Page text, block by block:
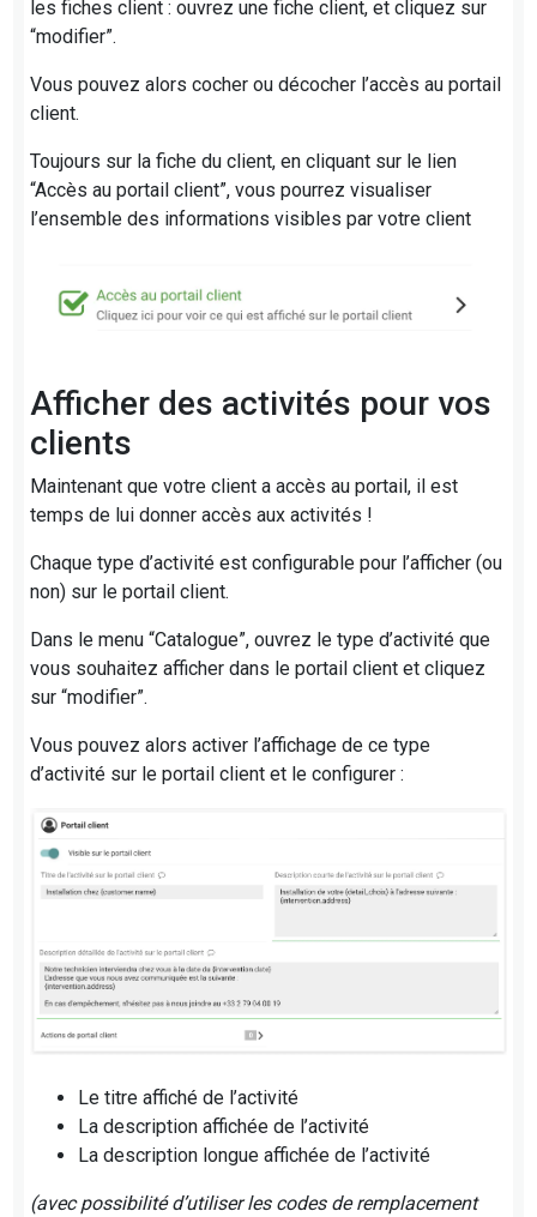
les fiches client : ouvrez une fiche client, et cliquez sur
“modifier”.
Vous pouvez alors cocher ou décocher l’accès au portail
client.
Toujours sur la fiche du client, en cliquant sur le lien
“Accès au portail client”, vous pourrez visualiser
l’ensemble des informations visibles par votre client
Afficher des activités pour vos
clients
Maintenant que votre client a accès au portail, il est
temps de lui donner accès aux activités !
Chaque type d’activité est configurable pour l’afficher (ou
non) sur le portail client.
Dans le menu “Catalogue”, ouvrez le type d’activité que
vous souhaitez afficher dans le portail client et cliquez
sur “modifier”.
Vous pouvez alors activer l’affichage de ce type
d’activité sur le portail client et le configurer :
Le titre affiché de l’activité
La description affichée de l’activité
La description longue affichée de l’activité
(avec possibilité d’utiliser les codes de remplacement